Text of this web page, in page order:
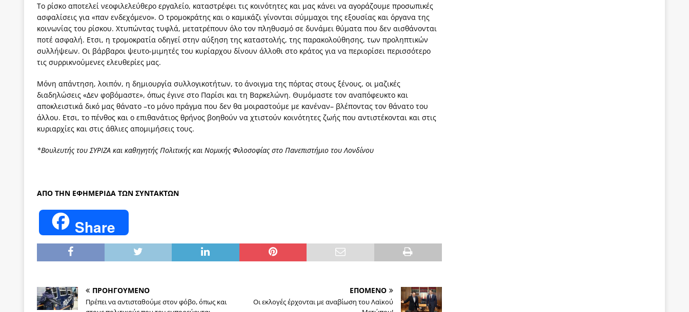
Το ρίσκο αποτελεί νεοφιλελεύθερο εργαλείο, καταστρέφει τις κοινότητες και μας κάνει να αγοράζουμε προσωπικές
ασφαλίσεις για «παν ενδεχόμενο». Ο τρομοκράτης και ο καμικάζι γίνονται σύμμαχοι της εξουσίας και όργανα της
κοινωνίας του ρίσκου. Χτυπώντας τυφλά, μετατρέπουν όλο τον πληθυσμό σε δυνάμει θύματα που δεν αισθάνονται
ποτέ ασφαλή. Ετσι, η τρομοκρατία οδηγεί στην αύξηση της καταστολής, της παρακολούθησης, των προληπτικών
συλλήψεων. Οι βάρβαροι ψευτο-μιμητές του κυρίαρχου δίνουν άλλοθι στο κράτος για να περιορίσει περισσότερο
τις συρρικνούμενες ελευθερίες μας.
Μόνη απάντηση, λοιπόν, η δημιουργία συλλογικοτήτων, το άνοιγμα της πόρτας στους ξένους, οι μαζικές
διαδηλώσεις «Δεν φοβόμαστε», όπως έγινε στο Παρίσι και τη Βαρκελώνη. Θυμόμαστε τον αναπόφευκτο και
αποκλειστικά δικό μας θάνατο –το μόνο πράγμα που δεν θα μοιραστούμε με κανέναν– βλέποντας τον θάνατο του
άλλου. Ετσι, το πένθος και ο επιθανάτιος θρήνος βοηθούν να χτιστούν κοινότητες ζωής που αντιστέκονται και στις
κυριαρχίες και στις άθλιες απομιμήσεις τους.
*Βουλευτής του ΣΥΡΙΖΑ και καθηγητής Πολιτικής και Νομικής Φιλοσοφίας στο Πανεπιστήμιο του Λονδίνου
ΑΠΟ ΤΗΝ ΕΦΗΜΕΡΙΔΑ ΤΩΝ ΣΥΝΤΑΚΤΩΝ
Share
ΠΡΟΗΓΟΥΜΕΝΟ
Πρέπει να αντισταθούμε στον φόβο, όπως και
ΕΠΟΜΕΝΟ
Οι εκλογές έρχονται με αναβίωση του Λαϊκού